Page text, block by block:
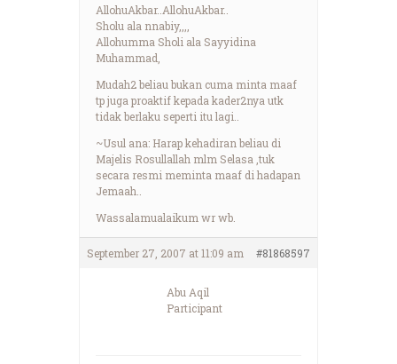
AllohuAkbar..AllohuAkbar..
Sholu ala nnabiy,,,,
Allohumma Sholi ala Sayyidina
Muhammad,
Mudah2 beliau bukan cuma minta maaf
tp juga proaktif kepada kader2nya utk
tidak berlaku seperti itu lagi..
~Usul ana: Harap kehadiran beliau di
Majelis Rosullallah mlm Selasa ,tuk
secara resmi meminta maaf di hadapan
Jemaah..
Wassalamualaikum wr wb.
September 27, 2007 at 11:09 am #81868597
Abu Aqil
Participant